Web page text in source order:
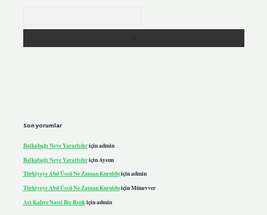
Son yorumlar
Balkabağı Neye Yararlıdıriçinadmin
Balkabağı Neye Yararlıdıriçin Aysun
Türkiyeye Abd Üssü Ne Zaman Kurulduiçinadmin
Türkiyeye Abd Üssü Ne Zaman KurulduiçinMünevver
Acı Kahve Nasıl Bir Renkiçinadmin